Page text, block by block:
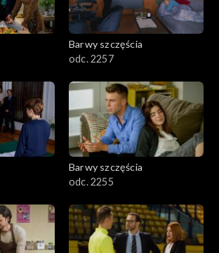
Barwy szczęścia
odc. 2257
Barwy szczęścia
odc. 2255